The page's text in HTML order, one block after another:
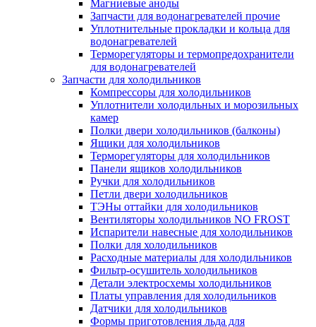
Магниевые аноды
Запчасти для водонагревателей прочие
Уплотнительные прокладки и кольца для
водонагревателей
Терморегуляторы и термопредохранители
для водонагревателей
Запчасти для холодильников
Компрессоры для холодильников
Уплотнители холодильных и морозильных
камер
Полки двери холодильников (балконы)
Ящики для холодильников
Терморегуляторы для холодильников
Панели ящиков холодильников
Ручки для холодильников
Петли двери холодильников
ТЭНы оттайки для холодильников
Вентиляторы холодильников NO FROST
Испарители навесные для холодильников
Полки для холодильников
Расходные материалы для холодильников
Фильтр-осушитель холодильников
Детали электросхемы холодильников
Платы управления для холодильников
Датчики для холодильников
Формы приготовления льда для